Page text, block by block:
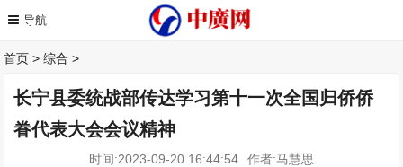
首页 >综合 >
长宁县委统战部传达学习第十一次全国归侨侨
眷代表大会会议精神
时间:2023-09-20 16:44:54 作者:马慧思